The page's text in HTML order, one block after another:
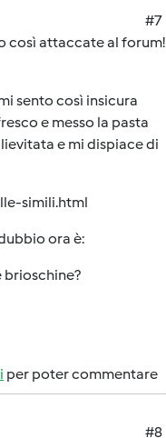
#7
così attaccate al forum!
sento così insicura
e messo la pasta
e mi dispiace di
simili.html
ora è:
brioschine?
per poter commentare
#8